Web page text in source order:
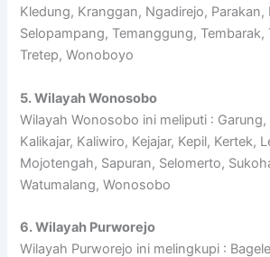
Kledung, Kranggan, Ngadirejo, Parakan,
Selopampang, Temanggung, Tembarak,
Tretep, Wonoboyo
5. Wilayah Wonosobo
Wilayah Wonosobo ini meliputi :
Kalikajar, Kaliwiro, Kejajar, Kepil, Kertek,
Mojotengah, Sapuran, Selomerto,
Watumalang, Wonosobo
6. Wilayah Purworejo
Wilayah Purworejo ini melingkupi :